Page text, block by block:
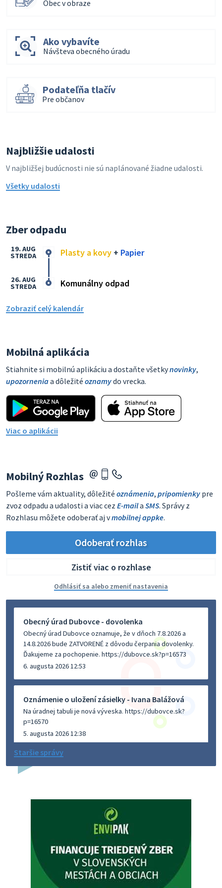
Obec v obraze
Ako vybavíte
Návšteva obecného úradu
Podateľňa tlačív
Pre občanov
Najbližšie udalosti
V najbližšej budúcnosti nie sú naplánované žiadne udalosti.
Všetky udalosti
Zber odpadu
Plasty a kovy + Papier
19. AUG
STREDA
Komunálny odpad
26. AUG
STREDA
Zobraziť celý kalendár
Mobilná aplikácia
Stiahnite si mobilnú aplikáciu a dostaňte všetkynovinky,
upozorneniaa dôležité oznamydo vrecka.
Viac o aplikácii
Mobilný Rozhlas
Pošleme vám aktuality, dôležité oznámenia, pripomienky pre
zvoz odpadu a udalosti a viac cez E-maila SMS. Správy z
Rozhlasu môžete odoberať aj vmobilnej appke.
Odoberať rozhlas
Zistiť viac o rozhlase
Odhlásiť sa alebo zmeniť nastavenia
Obecný úrad Dubovce - dovolenka
Obecný úrad Dubovce oznamuje, že v dňoch 7.8.2026 a
14.8.2026 bude ZATVORENÉ z dôvodu čerpania dovolenky.
Ďakujeme za pochopenie. https://dubovce.sk?p=16573
6. augusta 2026 12:53
Oznámenie o uložení zásielky - Ivana Balážová
Na úradnej tabuli je nová výveska. https://dubovce.sk?
p=16570
5. augusta 2026 12:38
Dovolenka - MUDr. Marián Sivoň
budeZATVORENÁ z dôvodu čerpania dovolenky. Akútne
prípady bude riešiť MUDr.Fisch…
Zajtrajší zvoz odpadu
Vážený občan, zajtra 5. 8. sa bude zvážať komunálny odpad.
4. augusta 2026 15:30
Staršie správy